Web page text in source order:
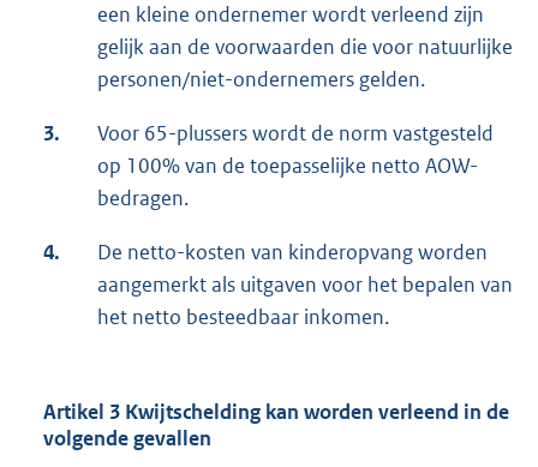
een kleine ondernemer wordt verleend zijn
gelijk aan de voorwaarden die voor natuurlijke
personen/niet-ondernemers gelden.
3.
Voor 65-plussers wordt de norm vastgesteld
op 100% van de toepasselijke netto AOW-
bedragen.
4.
De netto-kosten van kinderopvang worden
aangemerkt als uitgaven voor het bepalen van
het netto besteedbaar inkomen.
Artikel 3 Kwijtschelding kan worden verleend in de
volgende gevallen